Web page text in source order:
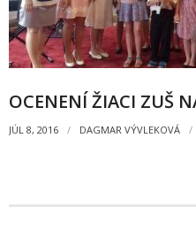
OCENENÍ ŽIACI ZUŠ
JÚL 8, 2016 DAGMAR VÝVLEKOVÁ